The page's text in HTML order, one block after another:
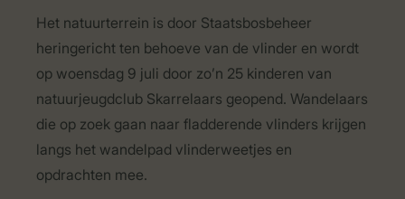
Het natuurterrein is door Staatsbosbeheer
heringericht ten behoeve van de vlinder en wordt
op woensdag 9 juli door zo’n 25 kinderen van
natuurjeugdclub Skarrelaars geopend. Wandelaars
die op zoek gaan naar fladderende vlinders krijgen
langs het wandelpad vlinderweetjes en
opdrachten mee.